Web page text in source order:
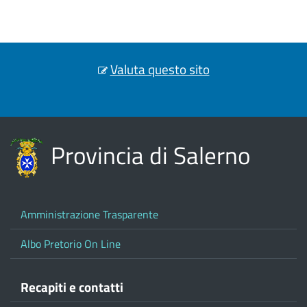
Valuta questo sito
Provincia di Salerno
Amministrazione Trasparente
Albo Pretorio On Line
Recapiti e contatti